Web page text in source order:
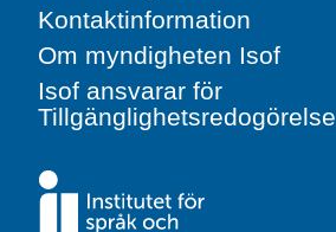
Kontaktinformation
Om myndigheten Isof
Isof ansvarar för
Tillgänglighetsredogörelse